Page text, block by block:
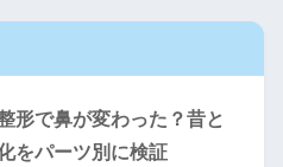
形で鼻が変わった？昔と
をパーツ別に検証